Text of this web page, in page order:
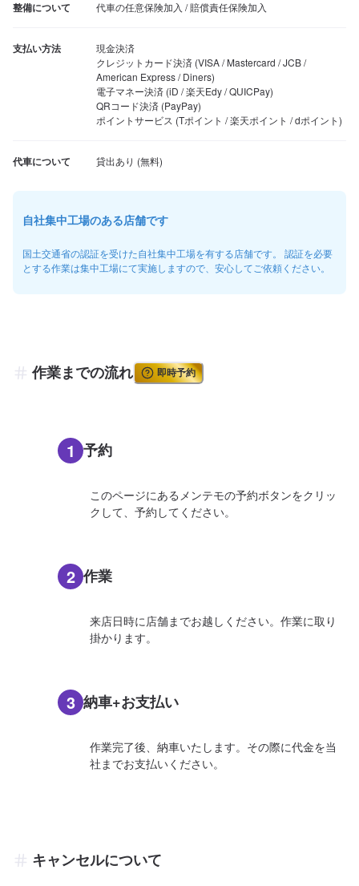
整備について 代車の任意保険加入 / 賠償責任保険加入
支払い方法
現金決済
クレジットカード決済 (VISA / Mastercard / JCB /
American Express / Diners)
電子マネー決済 (iD / 楽天Edy / QUICPay)
QRコード決済 (PayPay)
ポイントサービス (Tポイント / 楽天ポイント / dポイント)
代車について
自社集中工場のある店舗です
国土交通省の認証を受けた自社集中工場を有する店舗です。 認証を必要
とする作業は集中工場にて実施しますので、安心してご依頼ください。
作業までの流れ 即時予約
1 予約
このページにあるメンテモの予約ボタンをクリッ
クして、予約してください。
2 作業
来店日時に店舗までお越しください。作業に取り
掛かります。
3 納車+お支払い
作業完了後、納車いたします。その際に代金を当
社までお支払いください。
キャンセルについて